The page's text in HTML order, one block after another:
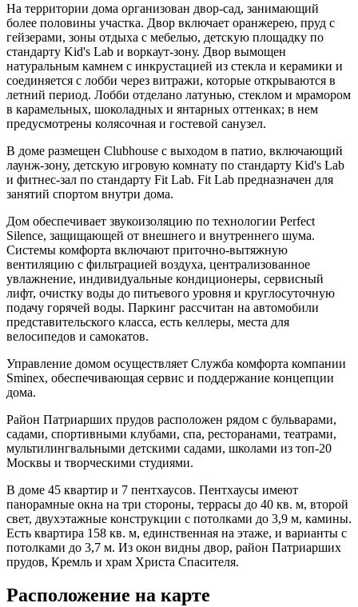
На территории дома организован двор-сад, занимающий
более половины участка. Двор включает оранжерею, пруд с
гейзерами, зоны отдыха с мебелью, детскую площадку по
стандарту Kid's Lab и воркаут-зону. Двор вымощен
натуральным камнем с инкрустацией из стекла и керамики и
соединяется с лобби через витражи, которые открываются в
летний период. Лобби отделано латунью, стеклом и мрамором
в карамельных, шоколадных и янтарных оттенках; в нем
предусмотрены колясочная и гостевой санузел.
В доме размещен Clubhouse с выходом в патио, включающий
лаунж-зону, детскую игровую комнату по стандарту Kid's Lab
и фитнес-зал по стандарту Fit Lab. Fit Lab предназначен для
занятий спортом внутри дома.
Дом обеспечивает звукоизоляцию по технологии Perfect
Silence, защищающей от внешнего и внутреннего шума.
Системы комфорта включают приточно-вытяжную
вентиляцию с фильтрацией воздуха, централизованное
увлажнение, индивидуальные кондиционеры, сервисный
лифт, очистку воды до питьевого уровня и круглосуточную
подачу горячей воды. Паркинг рассчитан на автомобили
представительского класса, есть келлеры, места для
велосипедов и самокатов.
Управление домом осуществляет Служба комфорта компании
Sminex, обеспечивающая сервис и поддержание концепции
дома.
Район Патриарших прудов расположен рядом с бульварами,
садами, спортивными клубами, спа, ресторанами, театрами,
мультилингвальными детскими садами, школами из топ-20
Москвы и творческими студиями.
В доме 45 квартир и 7 пентхаусов. Пентхаусы имеют
панорамные окна на три стороны, террасы до 40 кв. м, второй
свет, двухэтажные конструкции с потолками до 3,9 м, камины.
Есть квартира 158 кв. м, единственная на этаже, и варианты с
потолками до 3,7 м. Из окон видны двор, район Патриарших
прудов, Кремль и храм Христа Спасителя.
Расположение на карте